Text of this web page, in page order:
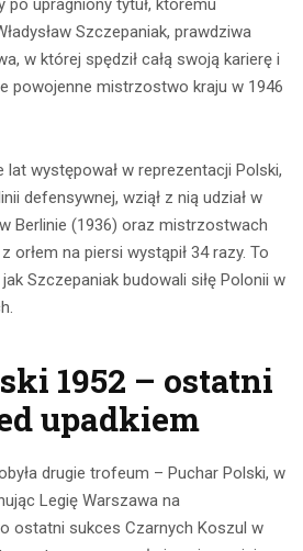
po upragniony tytuł, któremu
Szczepaniak, prawdziwa
w której spędził całą swoją karierę i
powojenne mistrzostwo kraju w 1946
lat występował w reprezentacji Polski,
defensywnej, wziął z nią udział w
Berlinie (1936) oraz mistrzostwach
orłem na piersi wystąpił 34 razy. To
Szczepaniak budowali siłę Polonii w
1952 – ostatni
upadkiem
drugie trofeum – Puchar Polski, w
Legię Warszawa na
ostatni sukces Czarnych Koszul w